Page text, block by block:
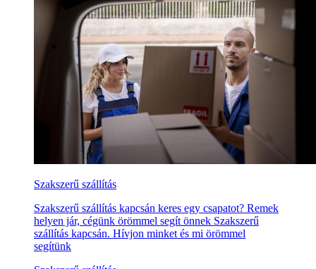
Szakszerű szállítás
Szakszerű szállítás kapcsán keres egy csapatot? Remek
helyen jár, cégünk örömmel segít önnek Szakszerű
szállítás kapcsán. Hívjon minket és mi örömmel
segítünk